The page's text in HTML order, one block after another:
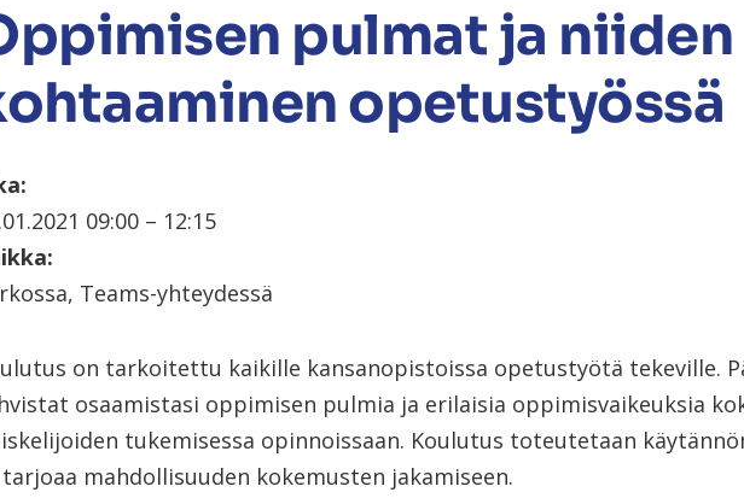
pulmat ja niiden
opetustyössä
09:00 – 12:15
Teams-yhteydessä
on tarkoitettu kaikille kansanopistoissa opetustyötä tekeville.
osaamistasi oppimisen pulmia ja erilaisia oppimisvaikeuksia
tukemisessa opinnoissaan. Koulutus toteutetaan
tarjoaa mahdollisuuden kokemusten jakamiseen.